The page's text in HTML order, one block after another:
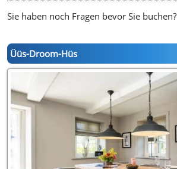
Sie haben noch Fragen bevor Sie buchen?
Üüs-Droom-Hüs